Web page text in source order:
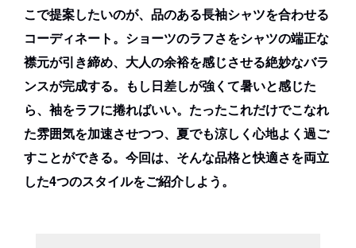
こで提案したいのが、品のある長袖シャツを合わせる
コーディネート。ショーツのラフさをシャツの端正な
襟元が引き締め、大人の余裕を感じさせる絶妙なバラ
ンスが完成する。もし日差しが強くて暑いと感じた
ら、袖をラフに捲ればいい。たったこれだけでこなれ
た雰囲気を加速させつつ、夏でも涼しく心地よく過ご
すことができる。今回は、そんな品格と快適さを両立
した4つのスタイルをご紹介しよう。